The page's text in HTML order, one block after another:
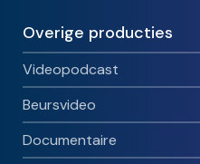
Overige producties
Videopodcast
Beursvideo
Documentaire